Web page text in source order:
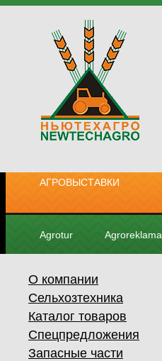
АГРОВЫСТАВКИ
Agrotur Agroreklama
О компании
Сельхозтехника
Каталог товаров
Спецпредложения
Запасные части